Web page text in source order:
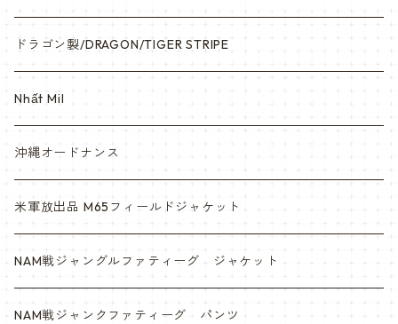
ドラゴン製/DRAGON/TIGER STRIPE
Nhất Mil
沖縄オードナンス
米軍放出品 M65フィールドジャケット
NAM戦ジャングルファティーグ ジャケット
NAM戦ジャンクファティーグ パンツ